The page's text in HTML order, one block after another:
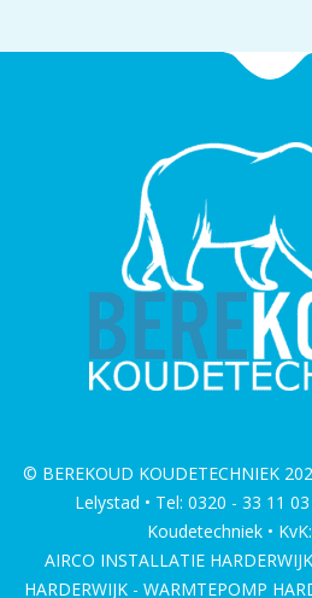
© BEREKOUD KOUDETECHNIEK
Lelystad • Tel: 0320 - 33 11
Koudetechniek •
AIRCO INSTALLATIE
HARDERWIJK - WARMTEPOMP